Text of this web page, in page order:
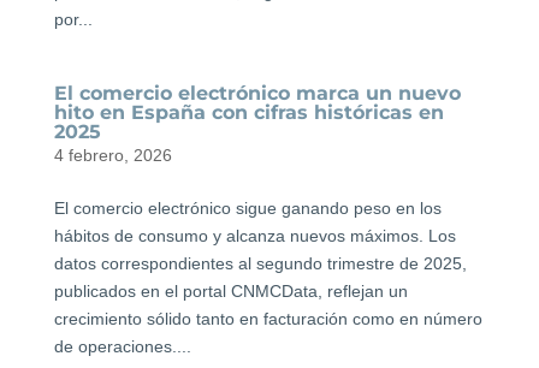
por...
El comercio electrónico marca un nuevo
hito en España con cifras históricas en
2025
4 febrero, 2026
El comercio electrónico sigue ganando peso en los
hábitos de consumo y alcanza nuevos máximos. Los
datos correspondientes al segundo trimestre de 2025,
publicados en el portal CNMCData, reflejan un
crecimiento sólido tanto en facturación como en número
de operaciones....